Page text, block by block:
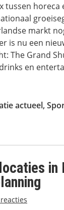
tussen horeca
markt
is nu een
The Grand
en
actueel,
in